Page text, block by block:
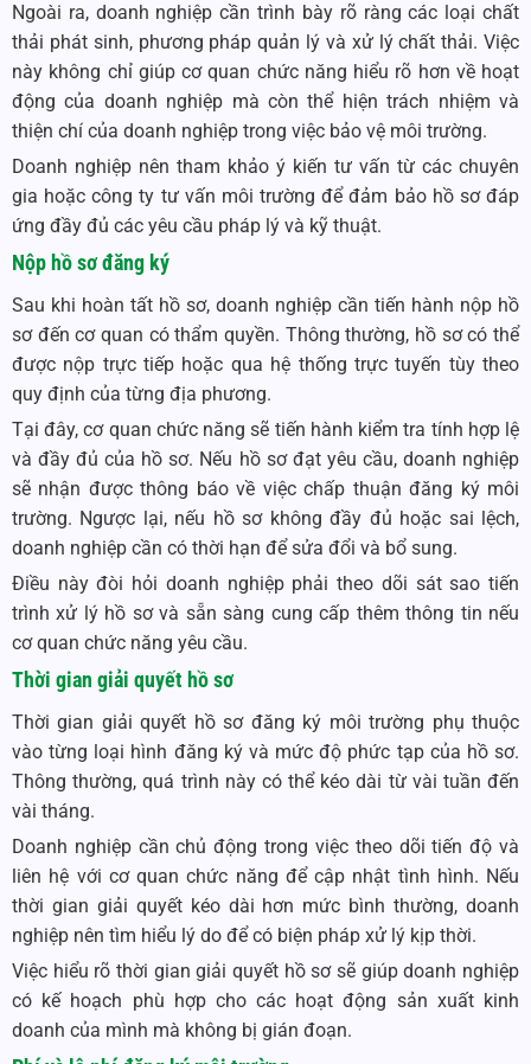
Ngoài ra, doanh nghiệp cần trình bày rõ ràng các loại chất
thải phát sinh, phương pháp quản lý và xử lý chất thải. Việc
này không chỉ giúp cơ quan chức năng hiểu rõ hơn về hoạt
động của doanh nghiệp mà còn thể hiện trách nhiệm và
thiện chí của doanh nghiệp trong việc bảo vệ môi trường.
Doanh nghiệp nên tham khảo ý kiến tư vấn từ các chuyên
gia hoặc công ty tư vấn môi trường để đảm bảo hồ sơ đáp
ứng đầy đủ các yêu cầu pháp lý và kỹ thuật.
Nộp hồ sơ đăng ký
Sau khi hoàn tất hồ sơ, doanh nghiệp cần tiến hành nộp hồ
sơ đến cơ quan có thẩm quyền. Thông thường, hồ sơ có thể
được nộp trực tiếp hoặc qua hệ thống trực tuyến tùy theo
quy định của từng địa phương.
Tại đây, cơ quan chức năng sẽ tiến hành kiểm tra tính hợp lệ
và đầy đủ của hồ sơ. Nếu hồ sơ đạt yêu cầu, doanh nghiệp
sẽ nhận được thông báo về việc chấp thuận đăng ký môi
trường. Ngược lại, nếu hồ sơ không đầy đủ hoặc sai lệch,
doanh nghiệp cần có thời hạn để sửa đổi và bổ sung.
Điều này đòi hỏi doanh nghiệp phải theo dõi sát sao tiến
trình xử lý hồ sơ và sẵn sàng cung cấp thêm thông tin nếu
cơ quan chức năng yêu cầu.
Thời gian giải quyết hồ sơ
Thời gian giải quyết hồ sơ đăng ký môi trường phụ thuộc
vào từng loại hình đăng ký và mức độ phức tạp của hồ sơ.
Thông thường, quá trình này có thể kéo dài từ vài tuần đến
vài tháng.
Doanh nghiệp cần chủ động trong việc theo dõi tiến độ và
liên hệ với cơ quan chức năng để cập nhật tình hình. Nếu
thời gian giải quyết kéo dài hơn mức bình thường, doanh
nghiệp nên tìm hiểu lý do để có biện pháp xử lý kịp thời.
Việc hiểu rõ thời gian giải quyết hồ sơ sẽ giúp doanh nghiệp
có kế hoạch phù hợp cho các hoạt động sản xuất kinh
doanh của mình mà không bị gián đoạn.